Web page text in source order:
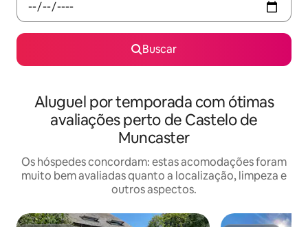
Buscar
Aluguel por temporada com ótimas
avaliações perto de Castelo de
Muncaster
Os hóspedes concordam: estas acomodações foram
muito bem avaliadas quanto a localização, limpeza e
outros aspectos.